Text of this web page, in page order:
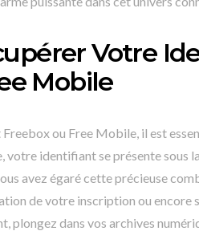
Votre
Mobile
ou Free Mobile, il est
votre identifiant se présente sous
avez égaré cette précieuse
de votre inscription ou encore
plongez dans vos archives